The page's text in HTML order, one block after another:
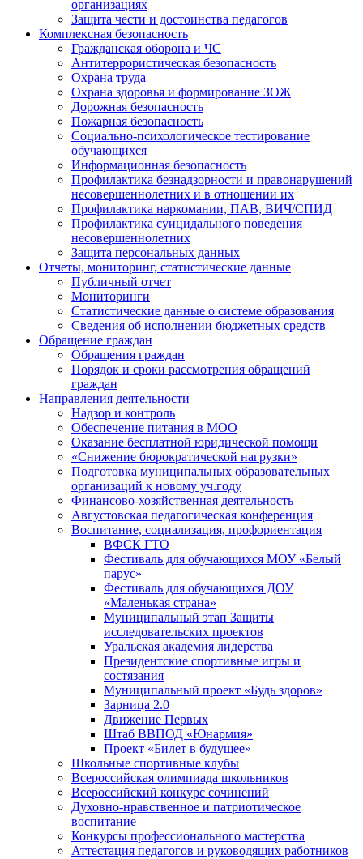
организациях
Защита чести и достоинства педагогов
Комплексная безопасность
Гражданская оборона и ЧС
Антитеррористическая безопасность
Охрана труда
Охрана здоровья и формирование ЗОЖ
Дорожная безопасность
Пожарная безопасность
Социально-психологическое тестирование
обучающихся
Информационная безопасность
Профилактика безнадзорности и правонарушений
несовершеннолетних и в отношении их
Профилактика наркомании, ПАВ, ВИЧ/СПИД
Профилактика суицидального поведения
несовершеннолетних
Защита персональных данных
Отчеты, мониторинг, статистические данные
Публичный отчет
Мониторинги
Статистические данные о системе образования
Сведения об исполнении бюджетных средств
Обращение граждан
Обращения граждан
Порядок и сроки рассмотрения обращений
граждан
Направления деятельности
Надзор и контроль
Обеспечение питания в МОО
Оказание бесплатной юридической помощи
«Снижение бюрократической нагрузки»
Подготовка муниципальных образовательных
организаций к новому уч.году
Финансово-хозяйственная деятельность
Августовская педагогическая конференция
Воспитание, социализация, профориентация
ВФСК ГТО
Фестиваль для обучающихся МОУ «Белый
парус»
Фестиваль для обучающихся ДОУ
«Маленькая страна»
Муниципальный этап Защиты
исследовательских проектов
Уральская академия лидерства
Президентские спортивные игры и
состязания
Муниципальный проект «Будь здоров»
Зарница 2.0
Движение Первых
Штаб ВВПОД «Юнармия»
Проект «Билет в будущее»
Школьные спортивные клубы
Всероссийская олимпиада школьников
Всероссийский конкурс сочинений
Духовно-нравственное и патриотическое
воспитание
Конкурсы профессионального мастерства
Аттестация педагогов и руководящих работников